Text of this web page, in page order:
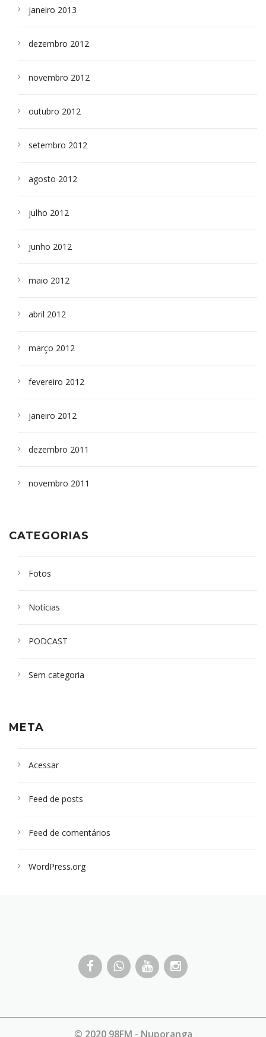
janeiro 2013
dezembro 2012
novembro 2012
outubro 2012
setembro 2012
agosto 2012
julho 2012
junho 2012
maio 2012
abril 2012
março 2012
fevereiro 2012
janeiro 2012
dezembro 2011
novembro 2011
CATEGORIAS
Fotos
Notícias
PODCAST
Sem categoria
META
Acessar
Feed de posts
Feed de comentários
WordPress.org
© 2020 98FM - Nuporanga